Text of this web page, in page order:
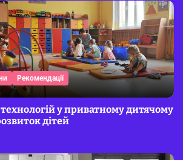
Рекомендації
у приватному дитячому
дітей